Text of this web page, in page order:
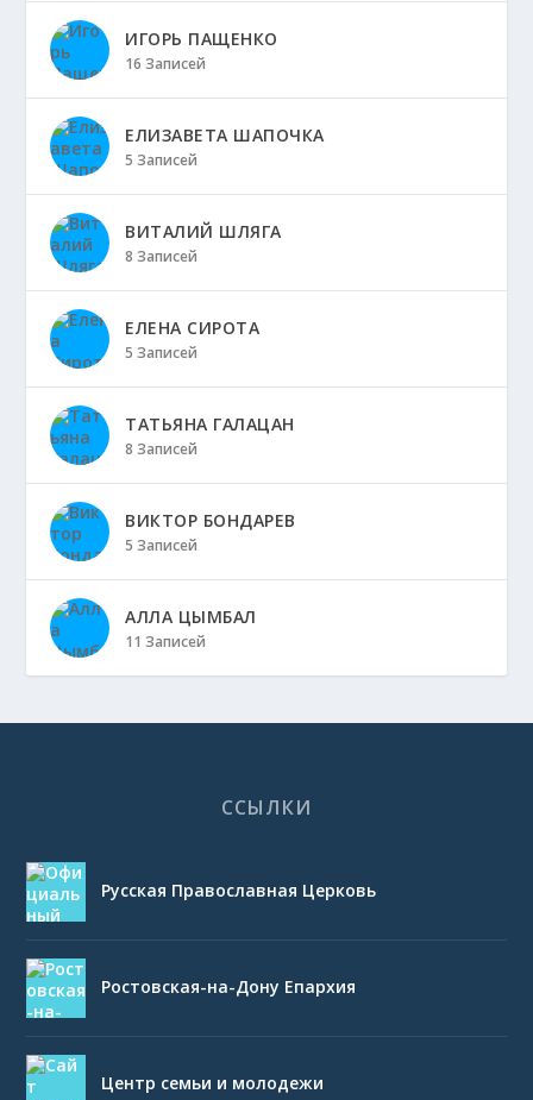
ИГОРЬ ПАЩЕНКО
16 Записей
ЕЛИЗАВЕТА ШАПОЧКА
5 Записей
ВИТАЛИЙ ШЛЯГА
8 Записей
ЕЛЕНА СИРОТА
5 Записей
ТАТЬЯНА ГАЛАЦАН
8 Записей
ВИКТОР БОНДАРЕВ
5 Записей
АЛЛА ЦЫМБАЛ
11 Записей
ССЫЛКИ
Русская Православная Церковь
Ростовская-на-Дону Епархия
Центр семьи и молодежи